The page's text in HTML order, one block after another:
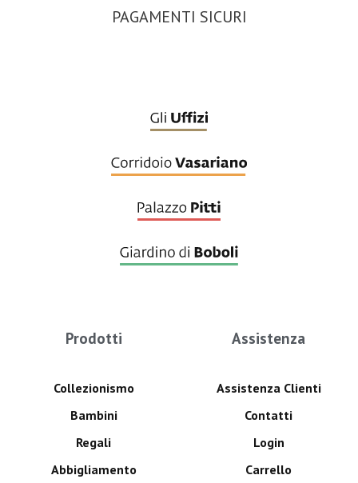
PAGAMENTI SICURI
Prodotti
Collezionismo
Bambini
Regali
Abbigliamento
Assistenza
Assistenza Clienti
Contatti
Login
Carrello